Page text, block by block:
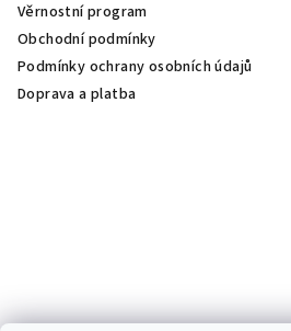
Věrnostní program
Obchodní podmínky
Podmínky ochrany osobních údajů
Doprava a platba